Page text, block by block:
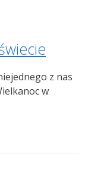
z nas
w